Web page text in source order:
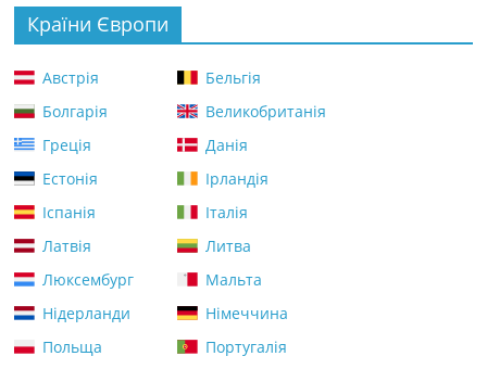
Країни Європи
Австрія
Бельгія
Болгарія
Великобританія
Греція
Данія
Естонія
Ірландія
Іспанія
Італія
Латвія
Литва
Люксембург
Мальта
Нідерланди
Німеччина
Польща
Португалія